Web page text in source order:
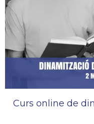
Curs online de